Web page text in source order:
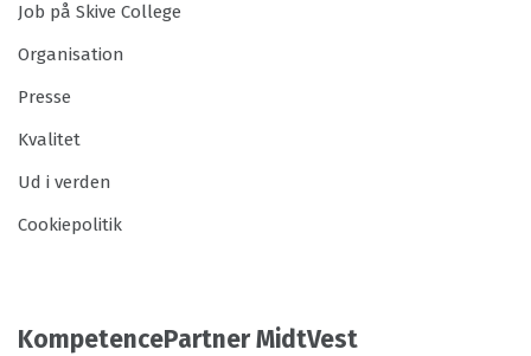
Job på Skive College
Organisation
Presse
Kvalitet
Ud i verden
Cookiepolitik
KompetencePartner MidtVest